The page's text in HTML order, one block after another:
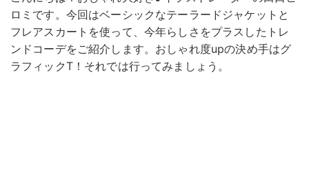
ロミです。今回はベーシックなテーラードジャケットと
フレアスカートを使って、今年らしさをプラスしたトレ
ンドコーデをご紹介します。おしゃれ度upの決め手はグ
ラフィックT！それでは行ってみましょう。